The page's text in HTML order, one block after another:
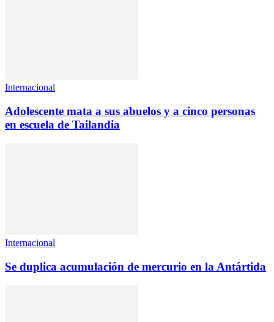
Internacional
Adolescente mata a sus abuelos y a cinco personas
en escuela de Tailandia
Internacional
Se duplica acumulación de mercurio en la Antártida